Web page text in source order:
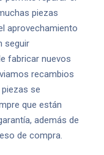
piezas
aprovechamiento
seguir
fabricar nuevos
recambios
se
que están
además de
de compra.